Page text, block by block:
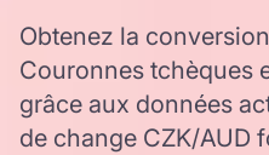
Obtenez la
Couronnes tchèques
grâce aux données
de change CZK/AUD